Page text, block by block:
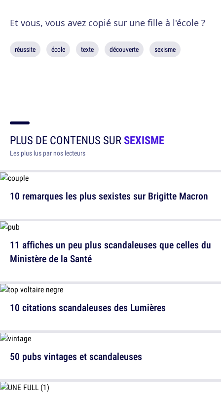
Et vous, vous avez copié sur une fille à l'école ?
réussite école texte découverte sexisme
PLUS DE CONTENUS SURSEXISME
Les plus lus par nos lecteurs
10 remarques les plus sexistes sur Brigitte Macron
10 citations scandaleuses des Lumières
11 affiches un peu plus scandaleuses que celles du
Ministère de la Santé
50 pubs vintages et scandaleuses